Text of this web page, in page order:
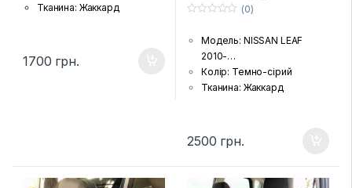
Тканина: Жаккард
Країна виробник: Україна
Комплектація: Передні
на чохлах для передніх
1700 грн.
5
(0)
Модель: NISSAN LEAF
2010-…
Колір: Темно-сірий
Тканина: Жаккард
Країна виробник: Україна
Комплектація: Передні
спинка, підголовники (за
2500 грн.